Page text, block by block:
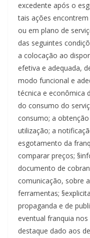
excedente após o
tais ações
ou em plano de
das seguintes
a colocação ao
efetiva e adequada,
modo funcional e
técnica e econômica
do consumo do
consumo; a
utilização; a
esgotamento da
comparar preços;
documento de
comunicação, sobre
ferramentas;
propaganda e de
eventual franquia
destaque dado aos